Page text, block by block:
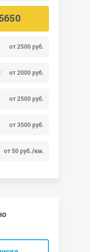
от 2500 руб.
от 2000 руб.
от 2500 руб.
от 3500 руб.
от 50 руб./км.